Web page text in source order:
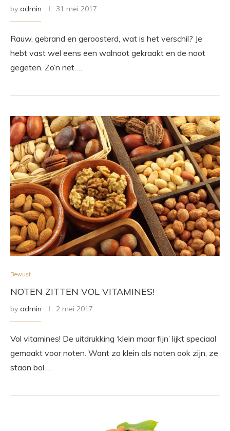
by admin 31 mei 2017
Rauw, gebrand en geroosterd, wat is het verschil? Je
hebt vast wel eens een walnoot gekraakt en de noot
gegeten. Zo’n net …
Bewust
NOTEN ZITTEN VOL VITAMINES!
by admin 2 mei 2017
Vol vitamines! De uitdrukking ‘klein maar fijn’ lijkt speciaal
gemaakt voor noten. Want zo klein als noten ook zijn, ze
staan bol …